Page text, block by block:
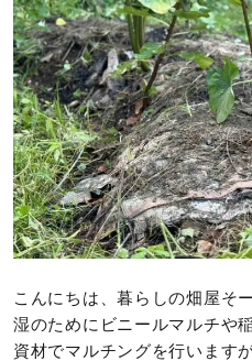
こんにちは、暮らしの畑屋そ
湿のためにビニールマルチや
資材でマルチングを行います